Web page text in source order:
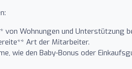
Wohnungen und Unterstützung
Art der Mitarbeiter.
wie den Baby-Bonus oder